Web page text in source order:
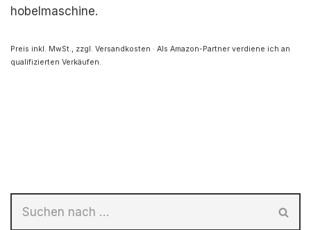
hobelmaschine.
Preis inkl. MwSt., zzgl. Versandkosten · Als Amazon-Partner verdiene ich an
qualifizierten Verkäufen.